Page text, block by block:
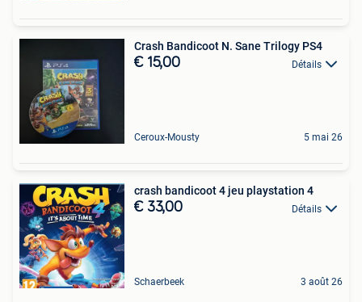
Crash Bandicoot N. Sane Trilogy PS4
€ 15,00 Détails
Ceroux-Mousty 5 mai 26
crash bandicoot 4 jeu playstation 4
€ 33,00 Détails
Schaerbeek 3 août 26